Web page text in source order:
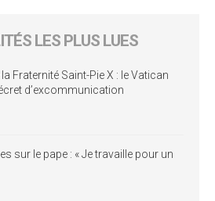
LES PLUS LUES
Fraternité Saint-Pie X : le Vatican
d’excommunication
sur le pape : « Je travaille pour un